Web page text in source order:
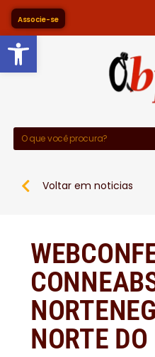
Barra de
Associe-se
Voltar em noticias
NORTE